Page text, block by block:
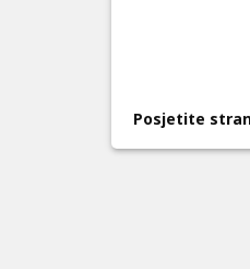
Posjetite